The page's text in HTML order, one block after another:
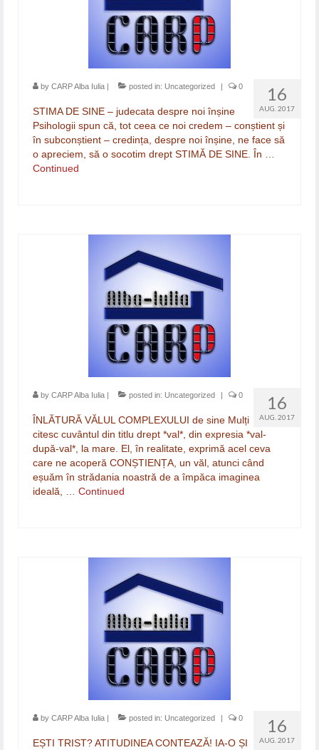
16
AUG. 2017
by CARP Alba Iulia posted in: Uncategorized 0
STIMA DE SINE – judecata despre noi înșine
Psihologii spun că, tot ceea ce noi credem – conștient și
în subconștient – credința, despre noi înșine, ne face să
o apreciem, să o socotim drept STIMĂ DE SINE. În …
Continued
16
AUG. 2017
by CARP Alba Iulia posted in: Uncategorized 0
ÎNLĂTURĂ VĂLUL COMPLEXULUI de sine Mulți
citesc cuvântul din titlu drept *val*, din expresia *val-
după-val*, la mare. El, în realitate, exprimă acel ceva
care ne acoperă CONȘTIENȚA, un văl, atunci când
eșuăm în strădania noastră de a împăca imaginea
ideală, … Continued
16
AUG. 2017
by CARP Alba Iulia posted in: Uncategorized 0
EȘTI TRIST? ATITUDINEA CONTEAZĂ! IA-O ȘI